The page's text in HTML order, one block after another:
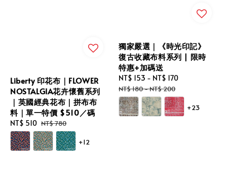
Liberty 印花布｜FLOWER
NOSTALGIA花卉懷舊系列
｜英國經典花布｜拼布布
料｜單一特價 $510／碼
Sale
price
NT$ 510 Regular
price
NT$ 780
+12
獨家嚴選｜《時光印記》
復古收藏布料系列 | 限時
特惠+加碼送
Sale
price
NT$ 153 - NT$ 170
NT$ 180-NT$ 200
+23